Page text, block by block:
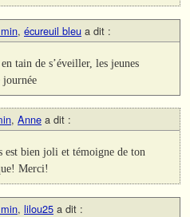
, écureuil bleu a dit :
tain de s’éveiller, les jeunes
journée
, Anne a dit :
bien joli et témoigne de ton
Merci!
, lilou25 a dit :